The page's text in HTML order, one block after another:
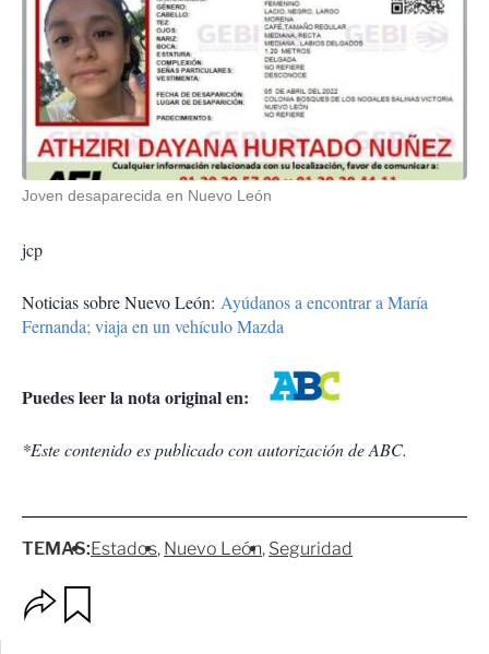
Joven desaparecida en Nuevo León
jcp
Noticias sobre Nuevo León: Ayúdanos a encontrar a María
Fernanda; viaja en un vehículo Mazda
Puedes leer la nota original en:
*Este contenido es publicado con autorización de ABC.
TEMAS:Estados Nuevo León Seguridad